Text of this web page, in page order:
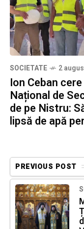
SOCIETATE 2
Ion Ceban
Național de
de pe Nistru:
lipsă de apă
PREVIOUS POST